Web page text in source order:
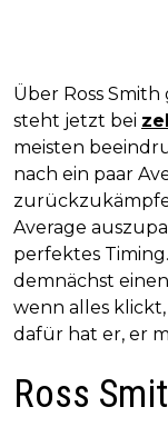
Über Ross
steht jetzt bei
meisten
nach ein paar
Average
perfektes
demnächst
wenn alles
dafür hat er, er
Ross